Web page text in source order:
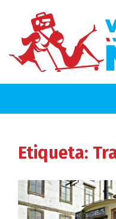
Etiqueta: